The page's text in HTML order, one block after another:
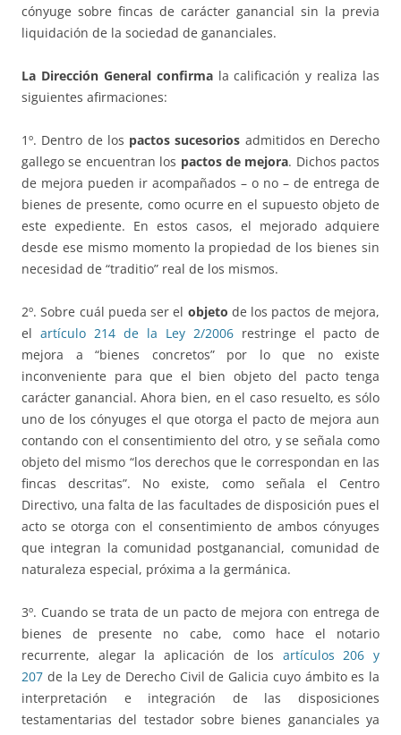
cónyuge sobre fincas de carácter ganancial sin la previa
liquidación de la sociedad de gananciales.
La Dirección General confirma la calificación y realiza las
siguientes afirmaciones:
1º. Dentro de los pactos sucesorios admitidos en Derecho
gallego se encuentran los pactos de mejora. Dichos pactos
de mejora pueden ir acompañados – o no – de entrega de
bienes de presente, como ocurre en el supuesto objeto de
este expediente. En estos casos, el mejorado adquiere
desde ese mismo momento la propiedad de los bienes sin
necesidad de “traditio” real de los mismos.
2º. Sobre cuál pueda ser el objeto de los pactos de mejora,
el artículo 214 de la Ley 2/2006 restringe el pacto de
mejora a “bienes concretos” por lo que no existe
inconveniente para que el bien objeto del pacto tenga
carácter ganancial. Ahora bien, en el caso resuelto, es sólo
uno de los cónyuges el que otorga el pacto de mejora aun
contando con el consentimiento del otro, y se señala como
objeto del mismo “los derechos que le correspondan en las
fincas descritas”. No existe, como señala el Centro
Directivo, una falta de las facultades de disposición pues el
acto se otorga con el consentimiento de ambos cónyuges
que integran la comunidad postganancial, comunidad de
naturaleza especial, próxima a la germánica.
3º. Cuando se trata de un pacto de mejora con entrega de
bienes de presente no cabe, como hace el notario
recurrente, alegar la aplicación de los artículos 206 y
207 de la Ley de Derecho Civil de Galicia cuyo ámbito es la
interpretación e integración de las disposiciones
testamentarias del testador sobre bienes gananciales ya